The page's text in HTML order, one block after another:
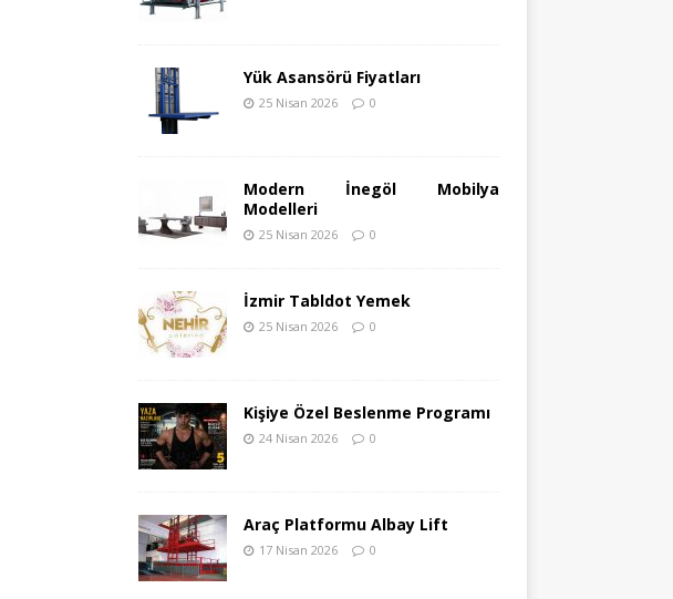
Yük Asansörü Fiyatları
25 Nisan 2026 0
Modern İnegöl Mobilya
Modelleri
25 Nisan 2026 0
İzmir Tabldot Yemek
25 Nisan 2026 0
Kişiye Özel Beslenme Programı
24 Nisan 2026 0
Araç Platformu Albay Lift
17 Nisan 2026 0